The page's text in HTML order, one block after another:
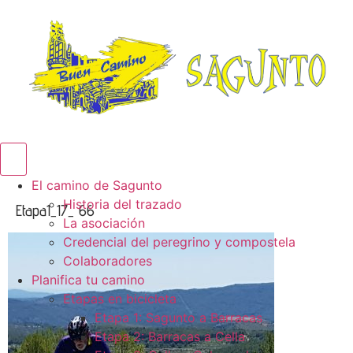
El camino de Sagunto
Historia del trazado
La asociación
Credencial del peregrino y compostela
Colaboradores
Planifica tu camino
Etapas en bicicleta
Etapa 1: Sagunto a Barracas
Etapa 2: Barracas a Cella
Etapa1_17_ 66